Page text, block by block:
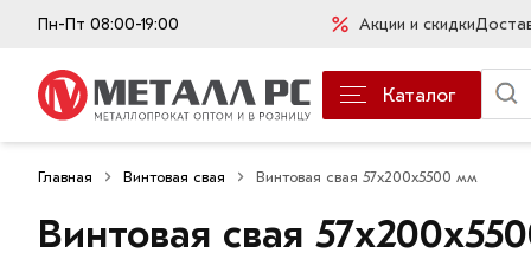
Пн-Пт 08:00-19:00 Акции и скидки
Каталог
Главная Винтовая свая Винтовая свая 57х200х5500 мм
Винтовая свая